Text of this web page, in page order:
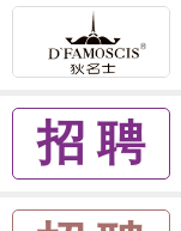
招 聘